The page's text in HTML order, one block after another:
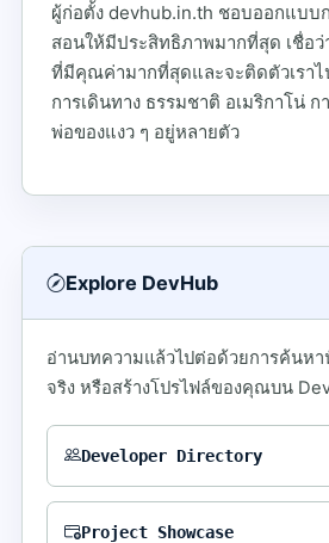
ผู้ก่อตั้ง devhub.in.th ชอบออกแบบ
สอนให้มีประสิทธิภาพมากที่สุด เชื่อ
ที่มีคุณค่ามากที่สุดและจะติดตัวเรา
การเดินทาง ธรรมชาติ อเมริกาโน่ ก
พ่อของแงว ๆ อยู่หลายตัว
Explore DevHub
อ่านบทความแล้วไปต่อด้วยการค้นห
จริง หรือสร้างโปรไฟล์ของคุณบน
Developer Directory
Project Showcase